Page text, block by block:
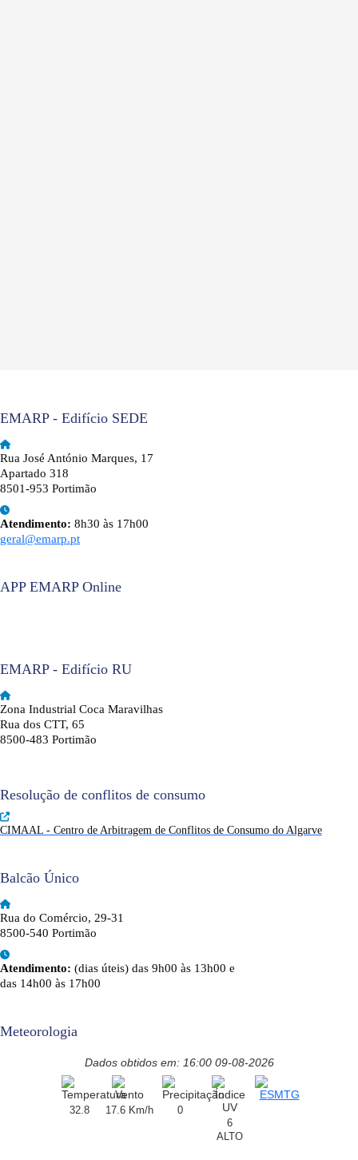
EMARP - Edifício SEDE
Rua José António Marques, 17
Apartado 318
8501-953 Portimão
Atendimento: 8h30 às 17h00
geral@emarp.pt
APP EMARP Online
EMARP - Edifício RU
Zona Industrial Coca Maravilhas
Rua dos CTT, 65
8500-483 Portimão
Resolução de conflitos de consumo
CIMAAL - Centro de Arbitragem de Conflitos de Consumo do Algarve
Balcão Único
Rua do Comércio, 29-31
8500-540 Portimão
Atendimento: (dias úteis) das 9h00 às 13h00 e
das 14h00 às 17h00
Meteorologia
Dados obtidos em: 16:00 09-08-2026
32.8 17.6 Km/h
0
6
ALTO